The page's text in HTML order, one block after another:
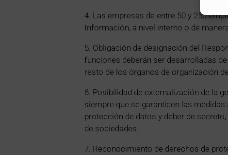
4. Las empresas de entre 50 y 250
Información, a nivel interno o de
5. Obligación de designación del
funciones deberán ser desarrolladas
resto de los órganos de organización
6. Posibilidad de externalización de la
siempre que se garanticen las
protección de datos y deber de
de sociedades.
7. Reconocimiento de derechos de